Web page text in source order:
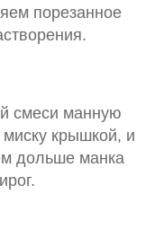
порезанное
смеси манную
крышкой, и
дольше манка